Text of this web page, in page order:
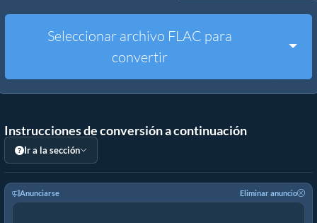
Seleccionar archivo FLAC para
convertir
Instrucciones de conversión a continuación
Ir a la sección
Anunciarse Eliminar anuncio